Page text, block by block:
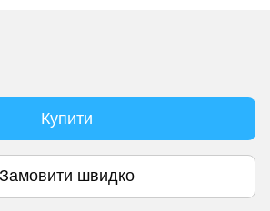
Купити
Замовити швидко